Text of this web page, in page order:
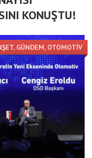
KONUŞTU!
, GÜNDEM, OTOMOTİV